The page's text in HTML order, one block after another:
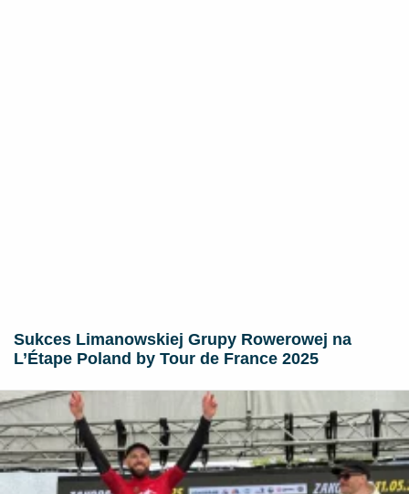
Sukces Limanowskiej Grupy Rowerowej na
L’Étape Poland by Tour de France 2025